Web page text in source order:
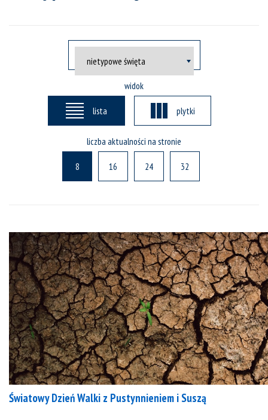
widok
lista plytki
liczba aktualności na stronie
8 16 24 32
Światowy Dzień Walki z Pustynnieniem i Suszą